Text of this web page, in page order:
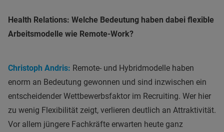
Health Relations: Welche Bedeutung haben dabei flexible
Arbeitsmodelle wie Remote-Work?
Christoph Andris: Remote- und Hybridmodelle haben
enorm an Bedeutung gewonnen und sind inzwischen ein
entscheidender Wettbewerbsfaktor im Recruiting. Wer hier
zu wenig Flexibilität zeigt, verlieren deutlich an Attraktivität.
Vor allem jüngere Fachkräfte erwarten heute ganz